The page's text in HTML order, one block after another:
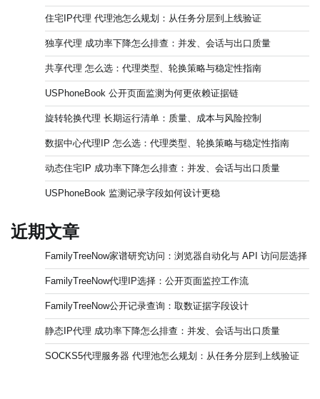
住宅IP代理 代理池怎么规划：从任务分层到上线验证
独享代理 成功率下降怎么排查：并发、会话与出口质量
共享代理 怎么选：代理类型、轮换策略与稳定性指南
USPhoneBook 公开页面监测为何更依赖证据链
旋转轮换代理 长期运行清单：质量、成本与风险控制
数据中心代理IP 怎么选：代理类型、轮换策略与稳定性指南
动态住宅IP 成功率下降怎么排查：并发、会话与出口质量
USPhoneBook 监测记录字段如何设计更稳
近期文章
FamilyTreeNow家谱研究访问：浏览器自动化与 API 访问层选择
FamilyTreeNow代理IP选择：公开页面监控工作流
FamilyTreeNow公开记录查询：取数证据字段设计
静态IP代理 成功率下降怎么排查：并发、会话与出口质量
SOCKS5代理服务器 代理池怎么规划：从任务分层到上线验证